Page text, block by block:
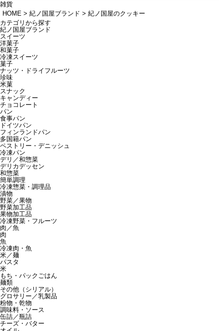
雑貨
HOME
紀ノ国屋ブランド
紀ノ国屋のクッキー
カテゴリから探す
紀ノ国屋ブランド
スイーツ
洋菓子
和菓子
冷凍スイーツ
菓子
ナッツ・ドライフルーツ
珍味
米菓
スナック
キャンディー
チョコレート
パン
食事パン
ドイツパン
フィンランドパン
多国籍パン
ペストリー・デニッシュ
冷凍パン
デリ／和惣菜
デリカデッセン
和惣菜
簡単調理
冷凍惣菜・調理品
漬物
野菜／果物
野菜加工品
果物加工品
冷凍野菜・フルーツ
肉／魚
肉
魚
冷凍肉・魚
米／麺
パスタ
米
もち・パックごはん
麺類
その他（シリアル）
グロサリー／乳製品
粉物・乾物
調味料・ソース
缶詰／瓶詰
チーズ・バター